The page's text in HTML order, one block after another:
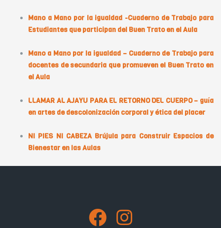
Mano a Mano por la igualdad -Cuaderno de Trabajo para
Estudiantes que participan del Buen Trato en el Aula
Mano a Mano por la igualdad – Cuaderno de Trabajo para
docentes de secundaria que promueven el Buen Trato en
el Aula
LLAMAR AL AJAYU PARA EL RETORNO DEL CUERPO – guía
en artes de descolonización corporal y ética del placer
NI PIES NI CABEZA Brújula para Construir Espacios de
Bienestar en las Aulas